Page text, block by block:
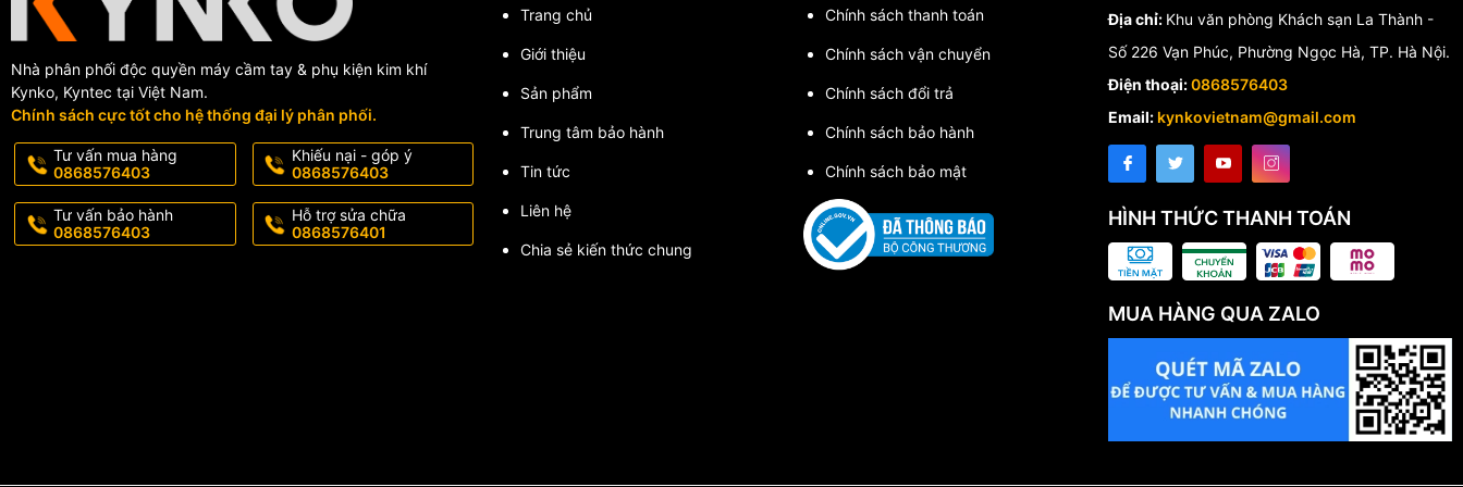
Nhà phân phối độc quyền máy cầm tay & phụ kiện kim khí
Kynko, Kyntec tại Việt Nam.
Chính sách cực tốt cho hệ thống đại lý phân phối.
Tư vấn mua hàng
0868576403
Khiếu nại - góp ý
0868576403
Tư vấn bảo hành
0868576403
Hỗ trợ sửa chữa
0868576401
Trang chủ
Giới thiệu
Sản phẩm
Trung tâm bảo hành
Tin tức
Liên hệ
Chia sẻ kiến thức chung
Chính sách thanh toán
Chính sách vận chuyển
Chính sách đổi trả
Chính sách bảo hành
Chính sách bảo mật
Địa chỉ: Khu văn phòng Khách sạn La Thành -
Số 226 Vạn Phúc, Phường Ngọc Hà, TP. Hà Nội.
Điện thoại:0868576403
Email: kynkovietnam@gmail.com
HÌNH THỨC THANH TOÁN
MUA HÀNG QUA ZALO